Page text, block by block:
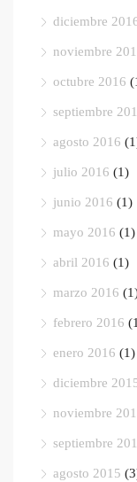
diciembre
noviembre
octubre 2016
septiembre
agosto 2016
julio 2016 (1)
junio 2016 (1)
mayo 2016 (1)
abril 2016 (1)
marzo 2016
febrero 2016
enero 2016 (1)
diciembre
noviembre
septiembre
agosto 2015